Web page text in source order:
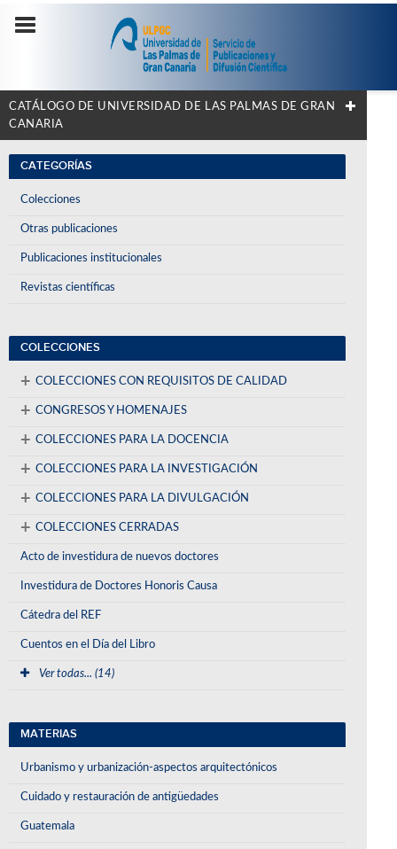
CATÁLOGO DE UNIVERSIDAD DE LAS PALMAS DE GRAN
CANARIA
CATEGORÍAS
Colecciones
Otras publicaciones
Publicaciones institucionales
Revistas científicas
COLECCIONES
+ COLECCIONES CON REQUISITOS DE CALIDAD
+ CONGRESOS Y HOMENAJES
+ COLECCIONES PARA LA DOCENCIA
+ COLECCIONES PARA LA INVESTIGACIÓN
+ COLECCIONES PARA LA DIVULGACIÓN
+ COLECCIONES CERRADAS
Acto de investidura de nuevos doctores
Investidura de Doctores Honoris Causa
Cátedra del REF
Cuentos en el Día del Libro
Ver todas... (14)
MATERIAS
Urbanismo y urbanización-aspectos arquitectónicos
Cuidado y restauración de antigüedades
Guatemala